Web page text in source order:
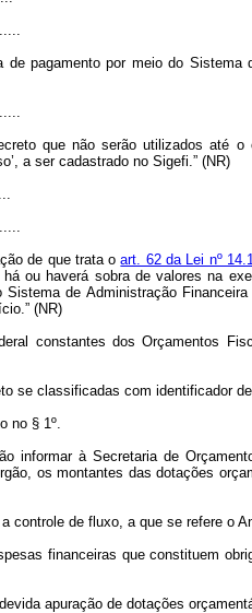
pagamento por meio do
que não serão utilizados até
a ser cadastrado no Sigefi.” (NR)
de que trata oart. 62 da Lei nº
ou haverá sobra de valores na
de Administração
(NR)
constantes dos Orçamentos
se classificadas com identificador
no § 1º.
informar à Secretaria de
os montantes das dotações
controle de fluxo, a que se refere o
financeiras que constituem
apuração de dotações